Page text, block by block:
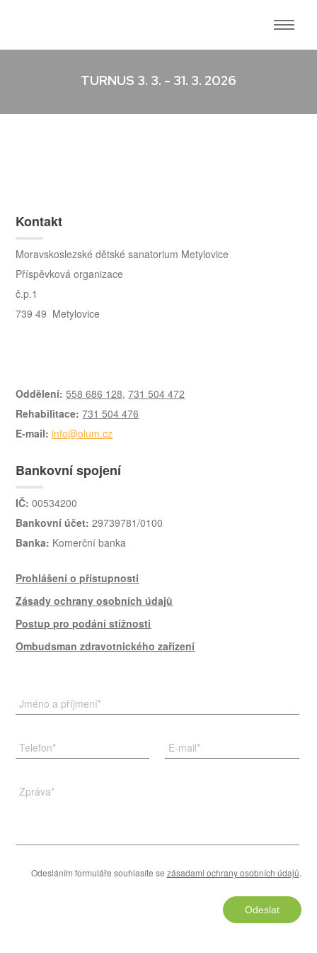
TURNUS 3. 3. - 31. 3. 2026
Kontakt
Moravskoslezské dětské sanatorium Metylovice
Příspěvková organizace
č.p.1
739 49 Metylovice
Oddělení: 558 686 128,731 504 472
Rehabilitace: 731 504 476
E-mail: info@olum.cz
Bankovní spojení
IČ: 00534200
Bankovní účet: 29739781/0100
Banka: Komerční banka
Prohlášení o přístupnosti
Zásady ochrany osobních údajů
Postup pro podání stížnosti
Ombudsman zdravotnického zařízení
Jméno a příjmení*
Telefon* E-mail*
Zpráva*
Odesláním formuláře souhlasíte se zásadami ochrany osobních údajů.
Odeslat